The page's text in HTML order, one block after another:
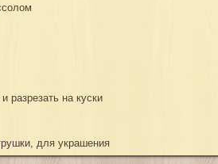
разрезать на куски
для украшения